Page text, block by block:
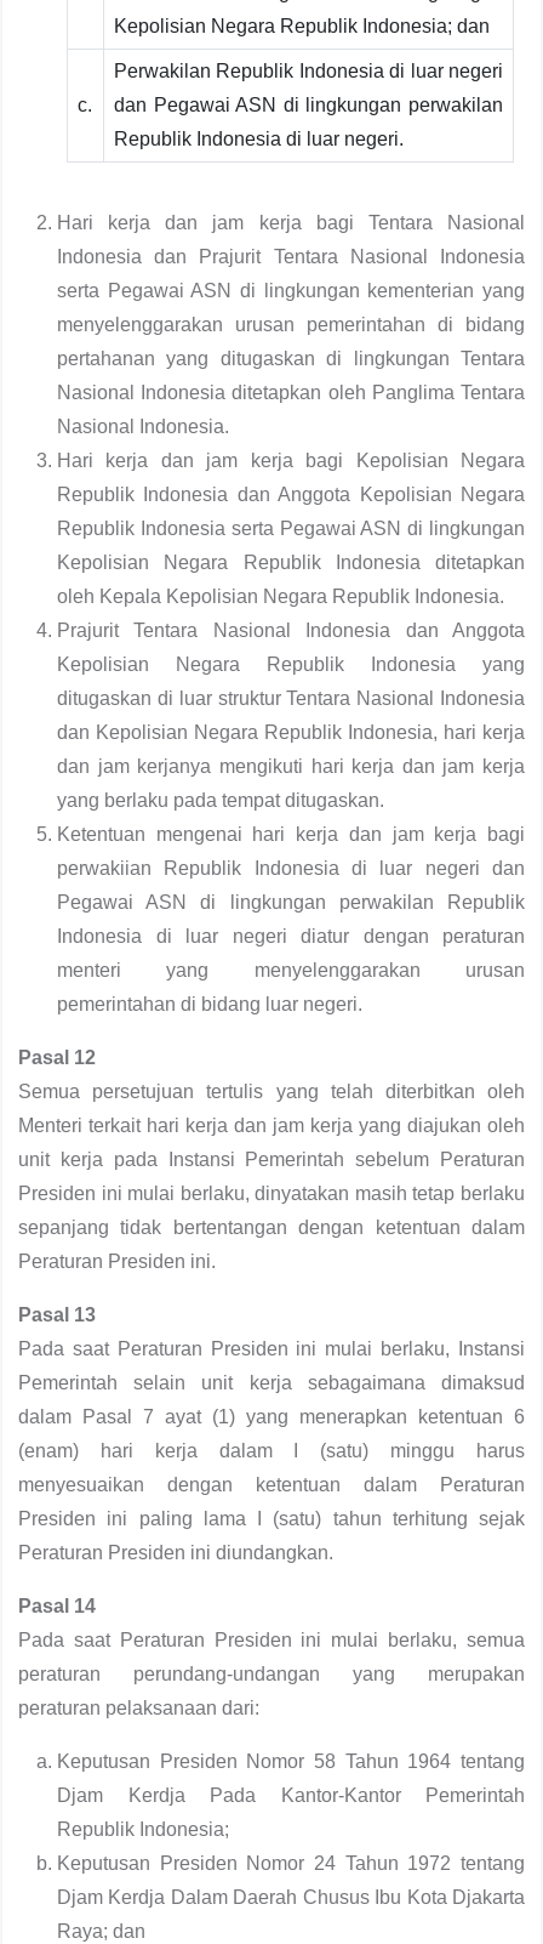
Kepolisian Negara Republik Indonesia; dan
c.
Perwakilan Republik Indonesia di luar negeri
dan Pegawai ASN di lingkungan perwakilan
Republik Indonesia di luar negeri.
Hari kerja dan jam kerja bagi Tentara Nasional
Indonesia dan Prajurit Tentara Nasional Indonesia
serta Pegawai ASN di lingkungan kementerian yang
menyelenggarakan urusan pemerintahan di bidang
pertahanan yang ditugaskan di lingkungan Tentara
Nasional Indonesia ditetapkan oleh Panglima Tentara
Nasional Indonesia.
Hari kerja dan jam kerja bagi Kepolisian Negara
Republik Indonesia dan Anggota Kepolisian Negara
Republik Indonesia serta Pegawai ASN di lingkungan
Kepolisian Negara Republik Indonesia ditetapkan
oleh Kepala Kepolisian Negara Republik Indonesia.
Prajurit Tentara Nasional Indonesia dan Anggota
Kepolisian Negara Republik Indonesia yang
ditugaskan di luar struktur Tentara Nasional Indonesia
dan Kepolisian Negara Republik Indonesia, hari kerja
dan jam kerjanya mengikuti hari kerja dan jam kerja
yang berlaku pada tempat ditugaskan.
Ketentuan mengenai hari kerja dan jam kerja bagi
perwakiian Republik Indonesia di luar negeri dan
Pegawai ASN di lingkungan perwakilan Republik
Indonesia di luar negeri diatur dengan peraturan
menteri yang menyelenggarakan urusan
pemerintahan di bidang luar negeri.
Pasal 12
Semua persetujuan tertulis yang telah diterbitkan oleh
Menteri terkait hari kerja dan jam kerja yang diajukan oleh
unit kerja pada Instansi Pemerintah sebelum Peraturan
Presiden ini mulai berlaku, dinyatakan masih tetap berlaku
sepanjang tidak bertentangan dengan ketentuan dalam
Peraturan Presiden ini.
Pasal 13
Pada saat Peraturan Presiden ini mulai berlaku, Instansi
Pemerintah selain unit kerja sebagaimana dimaksud
dalam Pasal 7 ayat (1) yang menerapkan ketentuan 6
(enam) hari kerja dalam I (satu) minggu harus
menyesuaikan dengan ketentuan dalam Peraturan
Presiden ini paling lama I (satu) tahun terhitung sejak
Peraturan Presiden ini diundangkan.
Pasal 14
Pada saat Peraturan Presiden ini mulai berlaku, semua
peraturan perundang-undangan yang merupakan
peraturan pelaksanaan dari:
Keputusan Presiden Nomor 58 Tahun 1964 tentang
Djam Kerdja Pada Kantor-Kantor Pemerintah
Republik Indonesia;
Keputusan Presiden Nomor 24 Tahun 1972 tentang
Djam Kerdja Dalam Daerah Chusus Ibu Kota Djakarta
Raya; dan